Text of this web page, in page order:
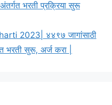
भरती प्रक्रिया सुरू
2023| ४४९७ जागांसाठी
भरती सुरू, अर्ज करा |